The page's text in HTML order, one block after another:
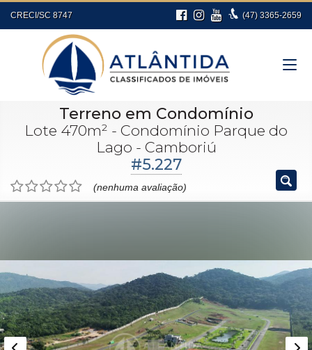
CRECI/SC 8747 (47) 3365-2659
Terreno em Condomínio
Lote 470m² - Condomínio Parque do
Lago - Camboriú
#5.227
(nenhuma avaliação)